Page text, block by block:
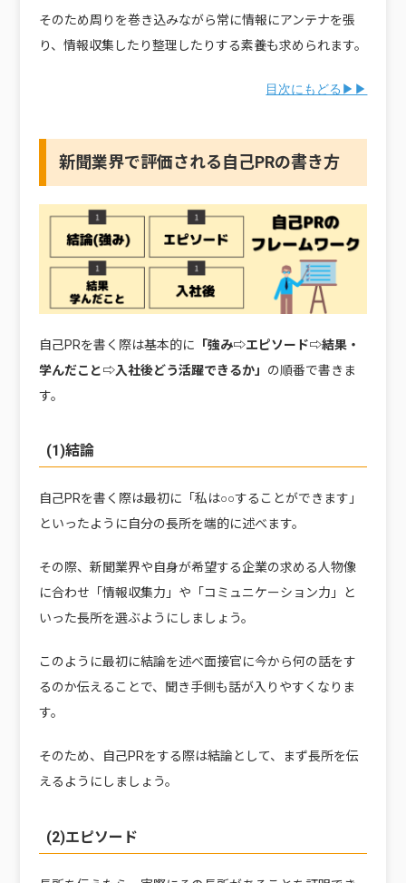
そのため周りを巻き込みながら常に情報にアンテナを張
り、情報収集したり整理したりする素養も求められます。
目次にもどる▶▶
新聞業界で評価される自己PRの書き方
自己PRを書く際は基本的に 「強み⇨エピソード⇨結果・
学んだこと⇨入社後どう活躍できるか」 の順番で書きま
す。
(1)結論
自己PRを書く際は最初に「私は○○することができます」
といったように自分の長所を端的に述べます。
その際、新聞業界や自身が希望する企業の求める人物像
に合わせ「情報収集力」や「コミュニケーション力」と
いった長所を選ぶようにしましょう。
このように最初に結論を述べ面接官に今から何の話をす
るのか伝えることで、聞き手側も話が入りやすくなりま
す。
そのため、自己PRをする際は結論として、まず長所を伝
えるようにしましょう。
(2)エピソード